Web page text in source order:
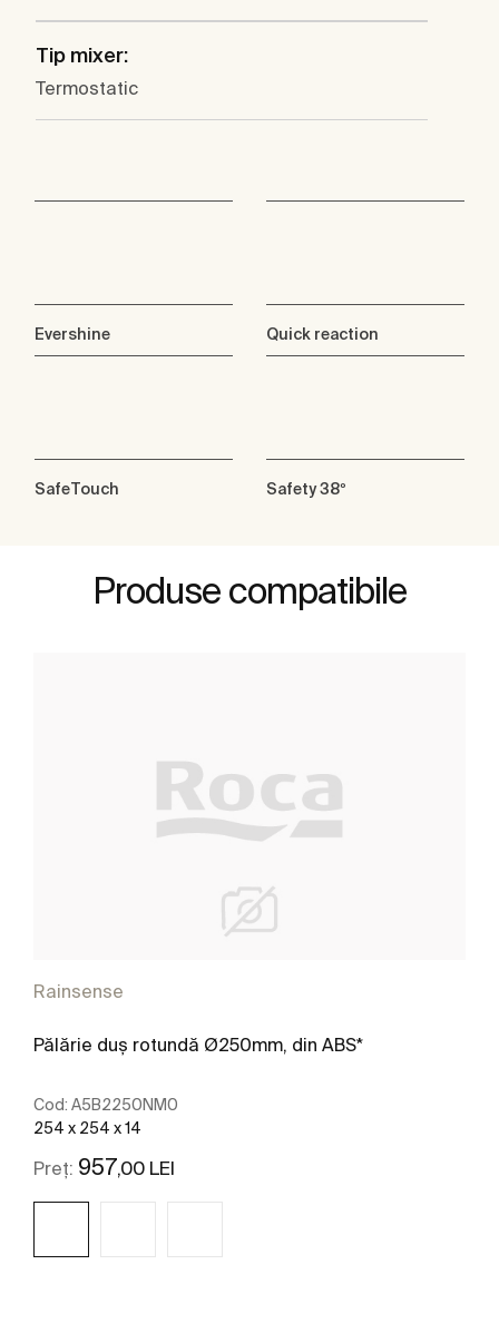
Tip mixer:
Termostatic
Evershine Quick reaction
SafeTouch Safety 38º
Produse compatibile
Rainsense
Pălărie duș rotundă Ø250mm, din ABS*
Cod: A5B2250NM0
254 x 254 x 14
Preț: 957,00 LEI